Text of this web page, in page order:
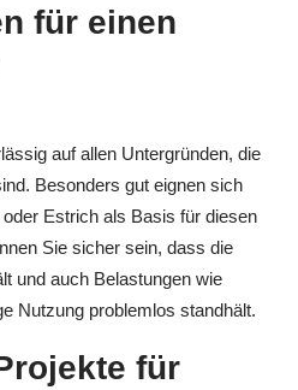
für einen
auf allen Untergründen, die
Besonders gut eignen sich
Estrich als Basis für diesen
Sie sicher sein, dass die
und auch Belastungen wie
Nutzung problemlos standhält.
für